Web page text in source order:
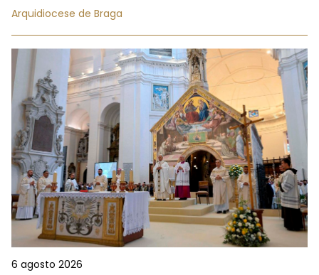
Arquidiocese de Braga
6 agosto 2026